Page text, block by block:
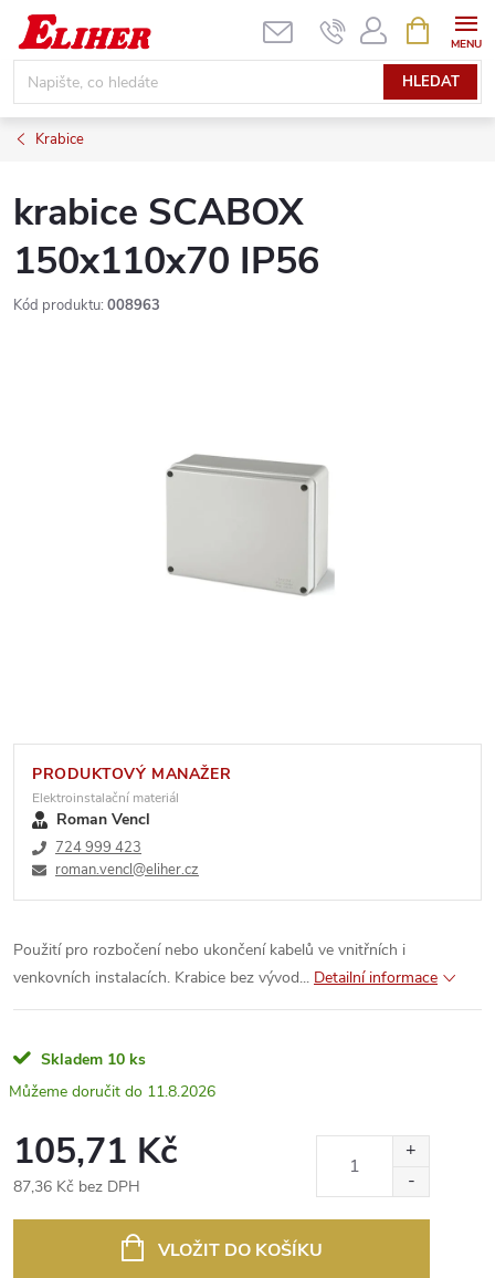
Přejít
obsah
HLEDAT
NÁKUPNÍ
KOŠÍK
Krabice
krabice SCABOX
150x110x70 IP56
Kód produktu: 008963
PRODUKTOVÝ MANAŽER
Elektroinstalační materiál
Roman Vencl
724 999 423
roman.vencl@eliher.cz
Použití pro rozbočení nebo ukončení kabelů ve vnitřních i
venkovních instalacích. Krabice bez vývod... Detailní informace
Skladem 10 ks
11.8.2026
105,71 Kč
87,36 Kč bez DPH
VLOŽIT DO KOŠÍKU